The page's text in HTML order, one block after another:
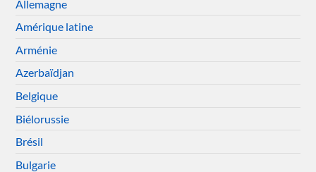
Allemagne
Amérique latine
Arménie
Azerbaïdjan
Belgique
Biélorussie
Brésil
Bulgarie